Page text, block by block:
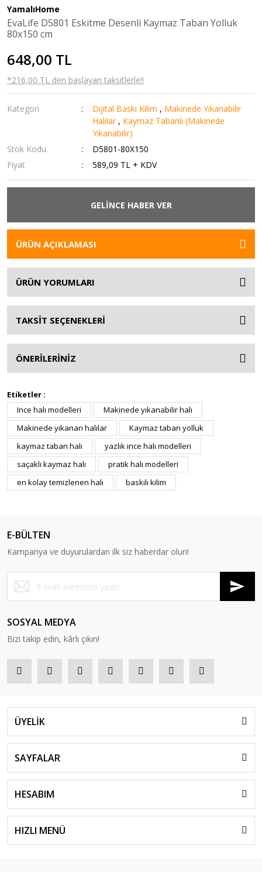
YamalıHome
EvaLife D5801 Eskitme Desenli Kaymaz Taban Yolluk
80x150 cm
648,00 TL
*216,00 TL den başlayan taksitlerle!!
Kategori Dijital Baskı Kilim , Makinede Yıkanabilir
Halılar , Kaymaz Tabanlı (Makinede
Yıkanabilir)
Stok Kodu
D5801-80X150
Fiyat
589,09 TL + KDV
GELİNCE HABER VER
ÜRÜN AÇIKLAMASI
ÜRÜN YORUMLARI
TAKSİT SEÇENEKLERİ
ÖNERİLERİNİZ
Etiketler :
Ince halı modelleri
Makinede yıkanabilir halı
Makinede yıkanan halılar
Kaymaz taban yolluk
kaymaz taban halı
yazlık ince halı modelleri
saçaklı kaymaz halı
pratik halı modelleri
en kolay temizlenen halı
baskılı kilim
E-BÜLTEN
Kampanya ve duyurulardan ilk siz haberdar olun!
SOSYAL MEDYA
Bizi takip edin, kârlı çıkın!
ÜYELİK
SAYFALAR
HESABIM
HIZLI MENÜ